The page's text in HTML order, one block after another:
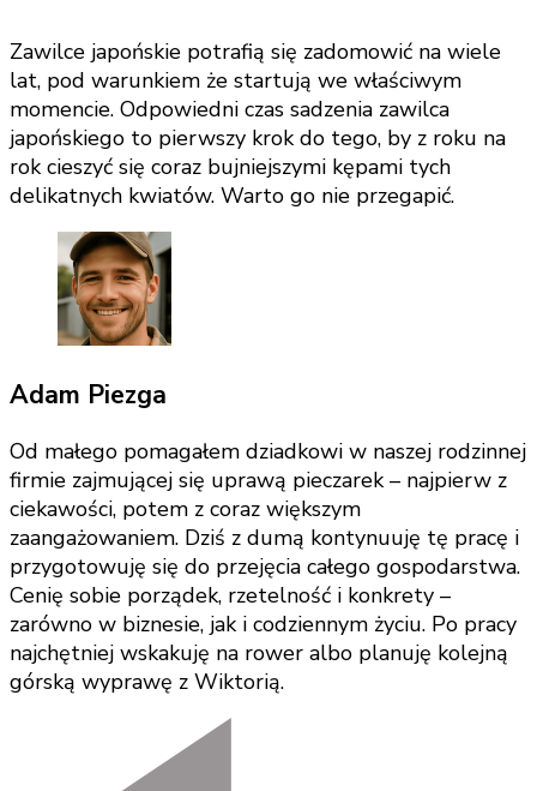
Zawilce japońskie potrafią się zadomowić na wiele
lat, pod warunkiem że startują we właściwym
momencie. Odpowiedni czas sadzenia zawilca
japońskiego to pierwszy krok do tego, by z roku na
rok cieszyć się coraz bujniejszymi kępami tych
delikatnych kwiatów. Warto go nie przegapić.
Adam Piezga
Od małego pomagałem dziadkowi w naszej rodzinnej
firmie zajmującej się uprawą pieczarek – najpierw z
ciekawości, potem z coraz większym
zaangażowaniem. Dziś z dumą kontynuuję tę pracę i
przygotowuję się do przejęcia całego gospodarstwa.
Cenię sobie porządek, rzetelność i konkrety –
zarówno w biznesie, jak i codziennym życiu. Po pracy
najchętniej wskakuję na rower albo planuję kolejną
górską wyprawę z Wiktorią.